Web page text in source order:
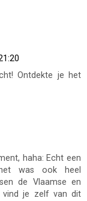
Ontdekte je het